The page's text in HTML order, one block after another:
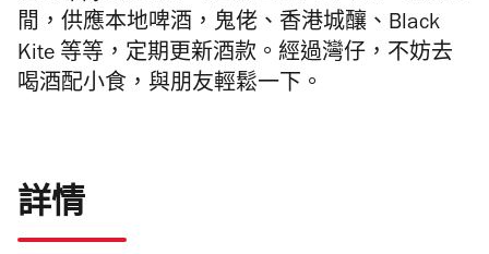
閒，供應本地啤酒，鬼佬、香港城釀、Black
Kite 等等，定期更新酒款。經過灣仔，不妨去
喝酒配小食，與朋友輕鬆一下。
詳情